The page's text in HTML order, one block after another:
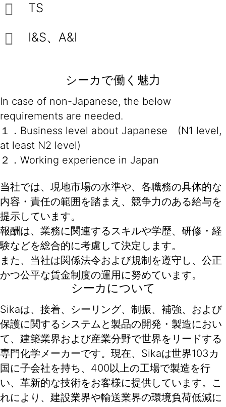
TS
I&S、A&I
シーカで働く魅力
In case of non-Japanese, the below
requirements are needed.
１．Business level about Japanese (N1 level,
at least N2 level)
２．Working experience in Japan
当社では、現地市場の水準や、各職務の具体的な
内容・責任の範囲を踏まえ、競争力のある給与を
提示しています。
報酬は、業務に関連するスキルや学歴、研修・経
験などを総合的に考慮して決定します。
また、当社は関係法令および規制を遵守し、公正
かつ公平な賃金制度の運用に努めています。
シーカについて
Sikaは、接着、シーリング、制振、補強、および
保護に関するシステムと製品の開発・製造におい
て、建築業界および産業分野で世界をリードする
専門化学メーカーです。現在、Sikaは世界103カ
国に子会社を持ち、400以上の工場で製造を行
い、革新的な技術をお客様に提供しています。こ
れにより、建設業界や輸送業界の環境負荷低減に